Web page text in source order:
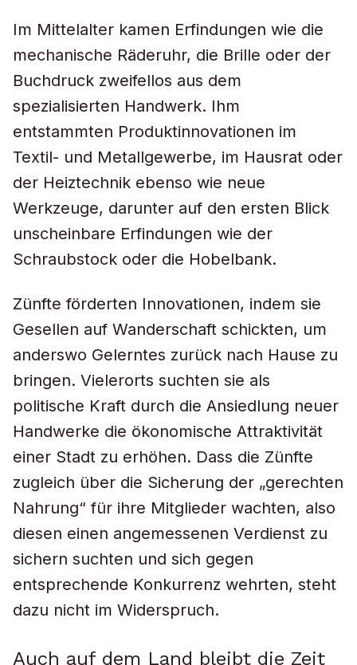
Im Mittelalter kamen Erfindungen wie die
mechanische Räderuhr, die Brille oder der
Buchdruck zweifellos aus dem
spezialisierten Handwerk. Ihm
entstammten Produktinnovationen im
Textil- und Metallgewerbe, im Hausrat oder
der Heiztechnik ebenso wie neue
Werkzeuge, darunter auf den ersten Blick
unscheinbare Erfindungen wie der
Schraubstock oder die Hobelbank.
Zünfte förderten Innovationen, indem sie
Gesellen auf Wanderschaft schickten, um
anderswo Gelerntes zurück nach Hause zu
bringen. Vielerorts suchten sie als
politische Kraft durch die Ansiedlung neuer
Handwerke die ökonomische Attraktivität
einer Stadt zu erhöhen. Dass die Zünfte
zugleich über die Sicherung der „gerechten
Nahrung“ für ihre Mitglieder wachten, also
diesen einen angemessenen Verdienst zu
sichern suchten und sich gegen
entsprechende Konkurrenz wehrten, steht
dazu nicht im Widerspruch.
Auch auf dem Land bleibt die Zeit